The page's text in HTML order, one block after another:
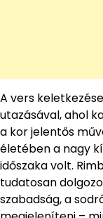
A vers
utazásával, ahol
a kor jelentős
életében a nagy
időszaka volt.
tudatosan
szabadság, a